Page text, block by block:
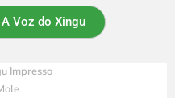
Voz do Xingu
Impresso